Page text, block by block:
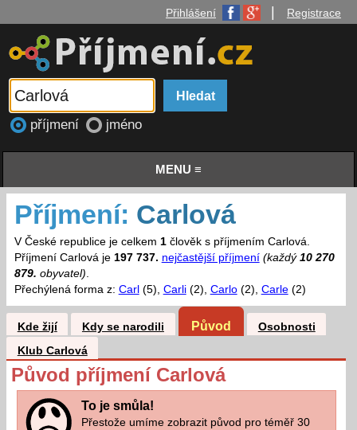
Přihlášení Registrace
příjmení jméno
MENU ≡
Příjmení: Carlová
V České republice je celkem 1člověk s příjmením Carlová.
Příjmení Carlová je 197 737. nejčastější příjmení (každý 10 270
879. obyvatel).
Přechýlená forma z: Carl (5), Carli(2), Carlo(2), Carle(2)
Kde žijí Kdy se narodili Původ
Osobnosti
Klub Carlová
Původ příjmení Carlová
To je smůla!
Přestože umíme zobrazit původ pro téměř 30